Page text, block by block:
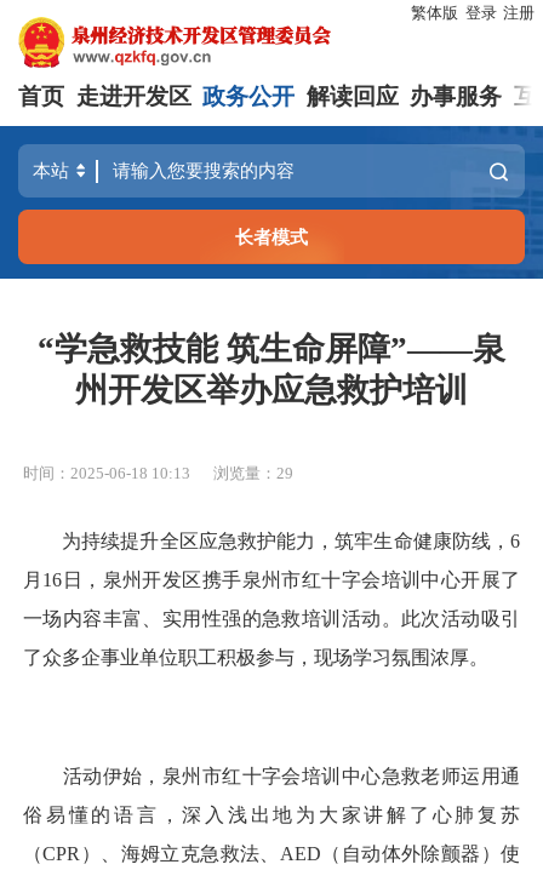
繁体版 登录 注册
首页 走进开发区 政务公开 解读回应 办事服务 互
长者模式
“学急救技能 筑生命屏障”——泉
州开发区举办应急救护培训
时间：2025-06-18 10:13 浏览量： 29
为持续提升全区应急救护能力，筑牢生命健康防线，6
月16日，泉州开发区携手泉州市红十字会培训中心开展了
一场内容丰富、实用性强的急救培训活动。此次活动吸引
了众多企事业单位职工积极参与，现场学习氛围浓厚。
活动伊始，泉州市红十字会培训中心急救老师运用通
俗易懂的语言，深入浅出地为大家讲解了心肺复苏
（CPR）、海姆立克急救法、AED（自动体外除颤器）使